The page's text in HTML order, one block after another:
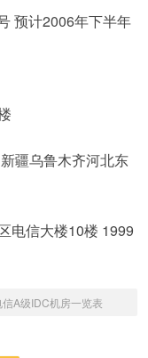
预计2006年下半年
疆乌鲁木齐河北东
电信大楼10楼 1999
A级IDC机房一览表